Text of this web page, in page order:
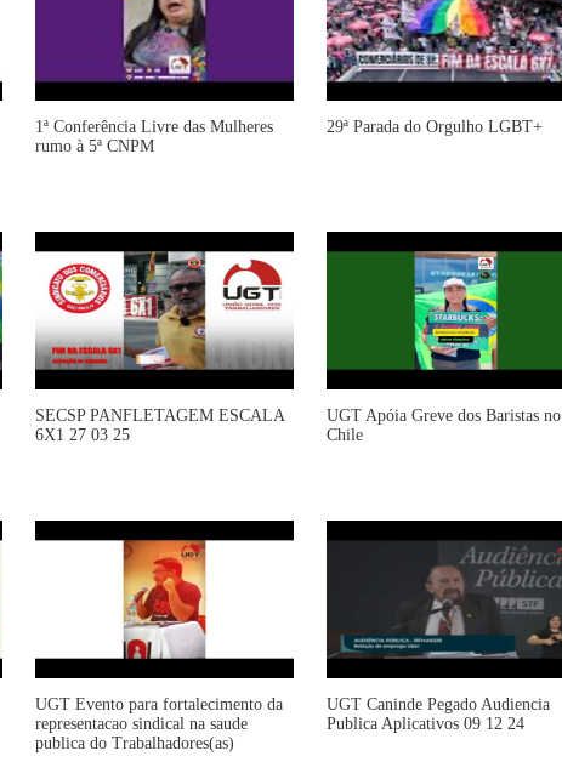
1ª Conferência Livre das Mulheres
rumo à 5ª CNPM
29ª Parada do Orgulho LGBT+
SECSP PANFLETAGEM ESCALA
6X1 27 03 25
UGT Apóia Greve dos Baristas no
Chile
UGT Evento para fortalecimento da
representacao sindical na saude
publica do Trabalhadores(as)
UGT Caninde Pegado Audiencia
Publica Aplicativos 09 12 24